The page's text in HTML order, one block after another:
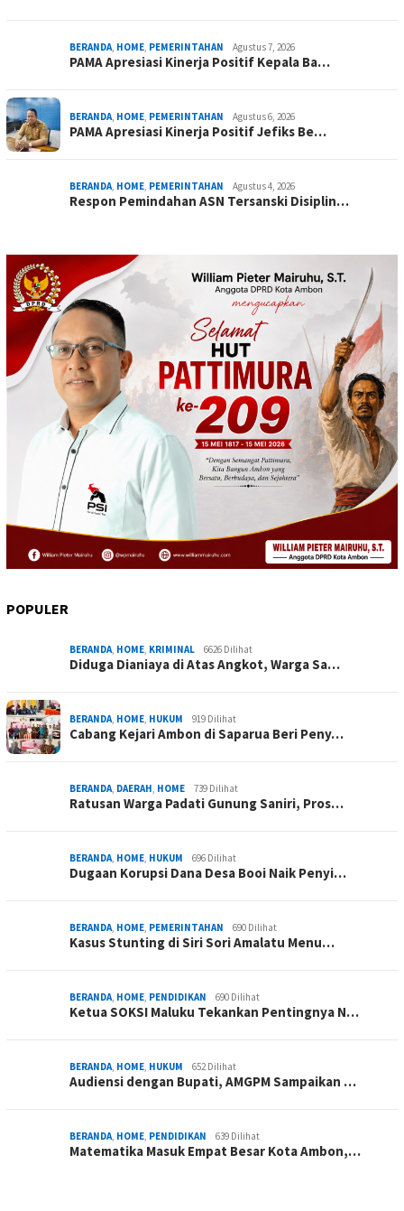
BERANDA, HOME, PEMERINTAHAN Agustus 7, 2026
PAMA Apresiasi Kinerja Positif Kepala Ba…
BERANDA, HOME, PEMERINTAHAN Agustus 6, 2026
PAMA Apresiasi Kinerja Positif Jefiks Be…
BERANDA, HOME, PEMERINTAHAN Agustus 4, 2026
Respon Pemindahan ASN Tersanski Disiplin…
POPULER
BERANDA HOME KRIMINAL 6626 Dilihat
Diduga Dianiaya di Atas Angkot, Warga Sa…
BERANDA HOME HUKUM 919 Dilihat
Cabang Kejari Ambon di Saparua Beri Peny…
BERANDA DAERAH HOME 739 Dilihat
Ratusan Warga Padati Gunung Saniri, Pros…
BERANDA HOME HUKUM 696 Dilihat
Dugaan Korupsi Dana Desa Booi Naik Penyi…
BERANDA HOME PEMERINTAHAN 690 Dilihat
Kasus Stunting di Siri Sori Amalatu Menu…
BERANDA HOME PENDIDIKAN 690 Dilihat
Ketua SOKSI Maluku Tekankan Pentingnya N…
BERANDA HOME HUKUM 652 Dilihat
Audiensi dengan Bupati, AMGPM Sampaikan …
BERANDA HOME PENDIDIKAN 639 Dilihat
Matematika Masuk Empat Besar Kota Ambon,…